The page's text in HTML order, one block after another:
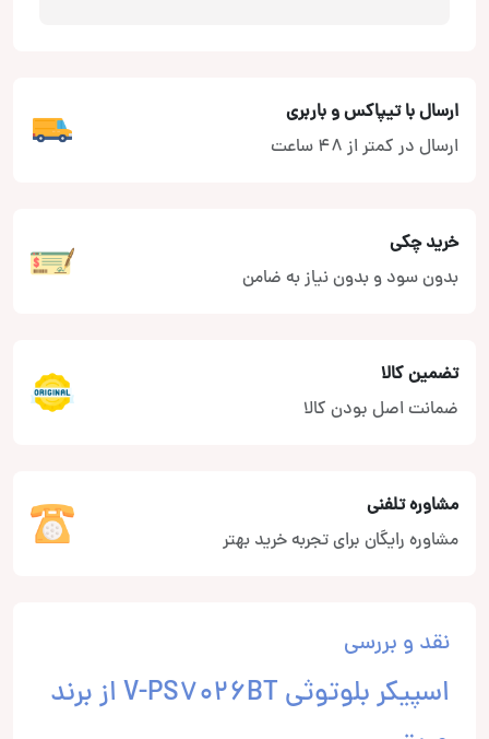
ارسال با تیپاکس و باربری
ارسال در کمتر از 48 ساعت
خرید چکی
بدون سود و بدون نیاز به ضامن
تضمین کالا
ضمانت اصل بودن کالا
مشاوره تلفنی
مشاوره رایگان برای تجربه خرید بهتر
نقد و بررسی
اسپیکر بلوتوثی V-PS7026BT از برند